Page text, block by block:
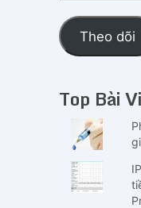
điện
tử
(email)
Theo dõi
Top Bài